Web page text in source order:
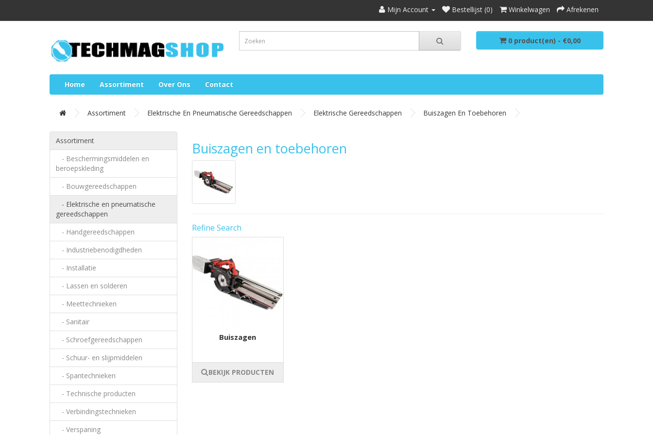
Mijn Account Bestellijst (0) Winkelwagen Afrekenen
0 product(en) - €0,00
Home Assortiment Over Ons Contact
Assortiment Elektrische En Pneumatische Gereedschappen Elektrische Gereedschappen Buiszagen En Toebehoren
Assortiment
- Beschermingsmiddelen en
beroepskleding
- Bouwgereedschappen
- Elektrische en pneumatische
gereedschappen
- Handgereedschappen
- Industriebenodigdheden
- Installatie
- Lassen en solderen
- Meettechnieken
- Sanitair
- Schroefgereedschappen
- Schuur- en slijpmiddelen
- Spantechnieken
- Technische producten
- Verbindingstechnieken
- Verspaning
Buiszagen en toebehoren
Refine Search
Buiszagen
BEKIJK PRODUCTEN